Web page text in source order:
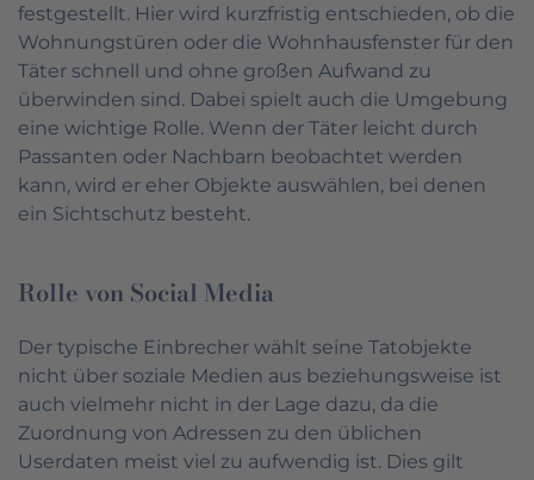
festgestellt. Hier wird kurzfristig entschieden, ob die
Wohnungstüren oder die Wohnhausfenster für den
Täter schnell und ohne großen Aufwand zu
überwinden sind. Dabei spielt auch die Umgebung
eine wichtige Rolle. Wenn der Täter leicht durch
Passanten oder Nachbarn beobachtet werden
kann, wird er eher Objekte auswählen, bei denen
ein Sichtschutz besteht.
Rolle von Social Media
Der typische Einbrecher wählt seine Tatobjekte
nicht über soziale Medien aus beziehungsweise ist
auch vielmehr nicht in der Lage dazu, da die
Zuordnung von Adressen zu den üblichen
Userdaten meist viel zu aufwendig ist. Dies gilt